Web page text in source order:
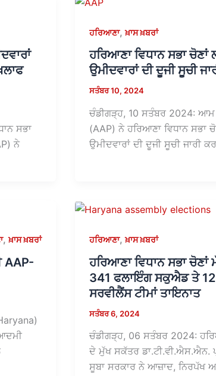
ਸਭਾ
ਨੇ
ਹਰਿਆਣਾ,ਖ਼ਾਸ ਖ਼ਬਰਾਂ
ਹਰਿਆਣਾ ਵਿਧਾਨ ਸਭਾ
ਉਮੀਦਵਾਰਾਂ ਦੀ ਦੂਜੀ ਸੂਚੀ
ਸਤੰਬਰ 10, 2024
ਚੰਡੀਗੜ੍ਹ, 10 ਸਤੰਬਰ 2024: ਆਮ
(AAP) ਨੇ ਹਰਿਆਣਾ ਵਿਧਾਨ ਸਭਾ
ਉਮੀਦਵਾਰਾਂ ਦੀ ਦੂਜੀ ਸੂਚੀ ਜਾਰੀ ਕਰ
,ਖ਼ਾਸ ਖ਼ਬਰਾਂ
AAP-
ਹਰਿਆਣਾ,ਖ਼ਾਸ ਖ਼ਬਰਾਂ
ਹਰਿਆਣਾ ਵਿਧਾਨ ਸਭਾ ਚੋਣਾਂ
341 ਫਲਾਇੰਗ ਸਕੁਐਡ ਤੇ
ਸਰਵੀਲੈਂਸ ਟੀਮਾਂ ਤਾਇਨਾਤ
ਸਤੰਬਰ 6, 2024
ਚੰਡੀਗੜ੍ਹ, 06 ਸਤੰਬਰ 2024:
ਦੇ ਮੁੱਖ ਸਕੱਤਰ ਡਾ.ਟੀ.ਵੀ.ਐਸ.ਐਨ.
ਸੂਬਾ ਸਰਕਾਰ ਨੇ ਆਜ਼ਾਦ, ਨਿਰਪੱਖ